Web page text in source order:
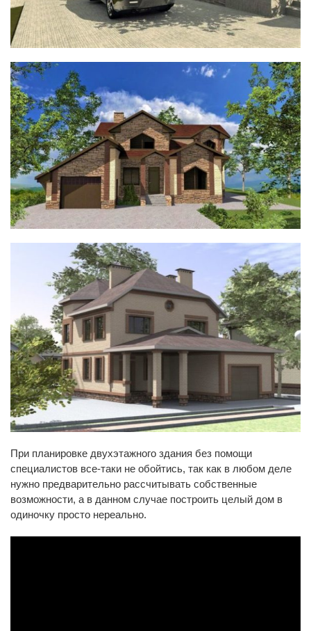
При планировке двухэтажного здания без помощи
специалистов все-таки не обойтись, так как в любом деле
нужно предварительно рассчитывать собственные
возможности, а в данном случае построить целый дом в
одиночку просто нереально.